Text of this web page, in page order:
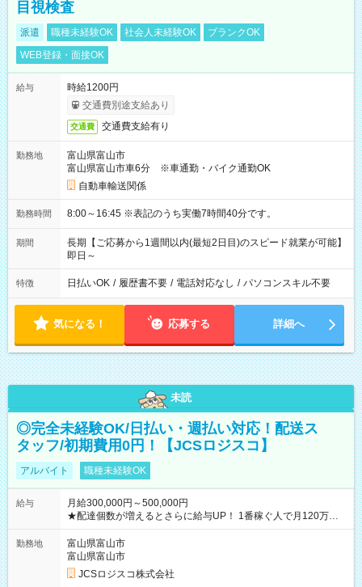
目視検査
派遣 職種未経験OK 社会人未経験OK
ブランクOK
WEB登録・面接OK
給与
時給1200円
交通費別途支給あり
交通費 交通費支給有り
勤務地
富山県富山市
富山県富山市車6分 ※車通勤・バイク通勤OK
自動車輸送関係
勤務時間 8:00～16:45 ※表記のうち実働7時間40分です。
期間
長期【ご応募から1週間以内(最短2日目)のスピード就業が可能】
即日～
特徴 日払いOK / 履歴書不要 / 電話対応なし / パソコンスキル不要
気になる！ 応募する 詳細へ
未読
◎完全未経験OK/日払い・週払い対応！配送ス
タッフ/初期費用0円！【JCSロジスコ】
アルバイト 職種未経験OK
給与
月給300,000円～500,000円
★配達個数が増えるとさらに給与UP！ 1番稼ぐ人で月120万ほ
ど！ ・主要都市エリア 月収55万円／週5日稼働 月収65万~112
万円／週6日稼働 ・地方郊外エリア 月収40万円／週5日稼働 月
収40万円~50万円／週6日稼働 ＜モデルイメージ＞ ■月収50万
円 (27歳男性/江東区在住)※元建築関係 1日150個配達×25日勤務
(日休み) ■月収80万円(43歳男性/墨田区在住)※元営業 1日200個
勤務地
富山県富山市
富山県富山市
JCSロジスコ株式会社